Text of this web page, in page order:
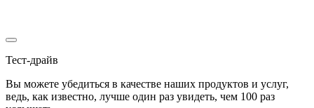
Тест-драйв
Вы можете убедиться в качестве наших продуктов и услуг,
ведь, как известно, лучше один раз увидеть, чем 100 раз